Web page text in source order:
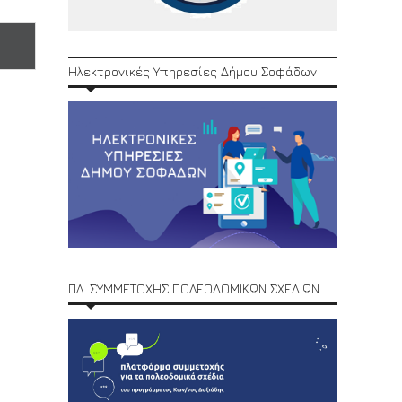
Ηλεκτρονικές Υπηρεσίες Δήμου Σοφάδων
ΠΛ. ΣΥΜΜΕΤΟΧΗΣ ΠΟΛΕΟΔΟΜΙΚΩΝ ΣΧΕΔΙΩΝ